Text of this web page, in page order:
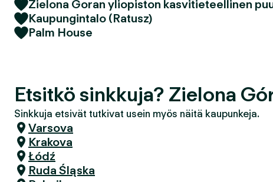
Zielona Goran yliopiston kasvitieteellinen
Kaupungintalo (Ratusz)
Palm House
Etsitkö sinkkuja? Zielona
Sinkkuja etsivät tutkivat usein myös näitä kaupunkeja.
Varsova
Krakova
Łódź
Ruda Śląska